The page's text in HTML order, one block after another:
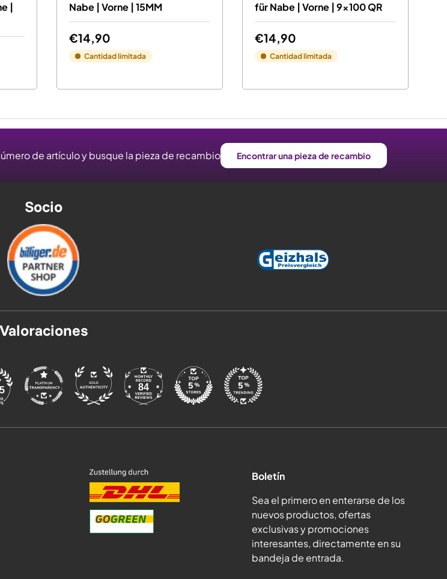
|
Nabe | Vorne | 15MM
€14,90
Cantidad limitada
für Nabe | Vorne | 9x100 QR
€14,90
Cantidad limitada
de artículo y busque la pieza de recambio Encontrar una pieza de recambio
Socio
Valoraciones
84
Boletín
Sea el primero en enterarse de los
nuevos productos, ofertas
exclusivas y promociones
interesantes, directamente en su
bandeja de entrada.